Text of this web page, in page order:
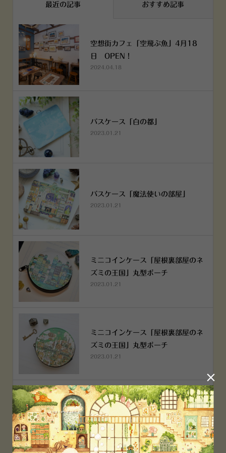
最近の記事 おすすめ記事
空想街カフェ「空飛ぶ魚」4月18
日 OPEN！
2024.04.18
パスケース「白の都」
2023.01.21
パスケース「魔法使いの部屋」
2023.01.21
ミニコインケース「屋根裏部屋のネ
ズミの王国」丸型ポーチ
2023.01.21
ミニコインケース「屋根裏部屋のネ
ズミの王国」丸型ポーチ
2023.01.21
横浜赤レンガ倉庫店 12月6日 O
PEN！
2022.12.05
